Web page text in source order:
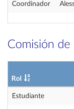
Coordinador
Comisión de
Rol
Estudiante